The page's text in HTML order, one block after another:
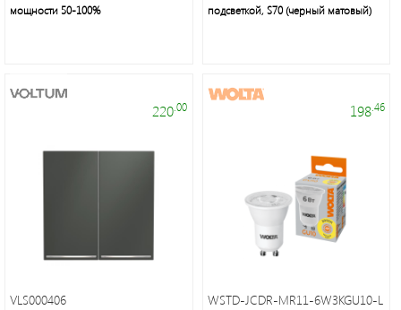
мощности 50-100%
подсветкой, S70 (черный матовый)
220.00
VLS000406
198 .46
WSTD-JCDR-MR11-6W3KGU10-L